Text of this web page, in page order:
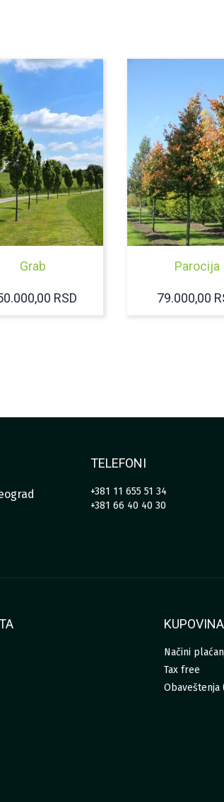
Grab
RSD
Parocija
79.000,00
TELEFONI
+381 11 655 51 34
+381 66 40 40 30
Načini
Tax free